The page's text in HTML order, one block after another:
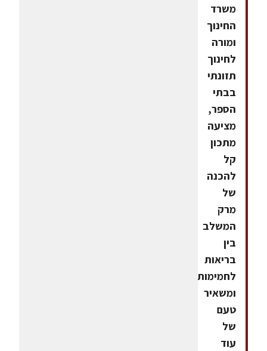
משרד
החינוך
ומורה
לחינוך
תזונתי
בבתי
הספר,
מציעה
מתכון
קל
להכנה
של
מרק
המשלב
בין
בריאות
לחמימות
ומשאיר
טעם
של
עוד